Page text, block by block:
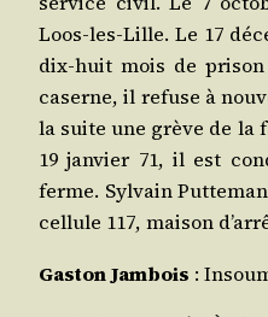
Loos‑les‑Lille. Le 17
dix‑huit mois de
caserne, il refuse à
la suite une grève de la
19 jan­vier 71, il est
ferme. Syl­vain
cel­lule 117, mai­son
Gas­ton Jam­bois :